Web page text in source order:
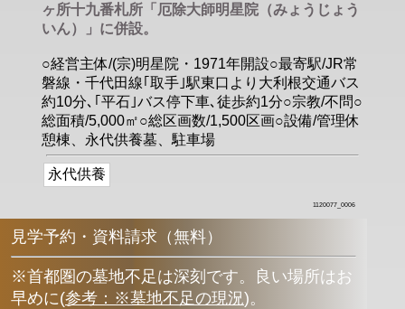
ヶ所十九番札所「厄除大師明星院（みょうじょう
いん）」に併設。
○経営主体/(宗)明星院・1971年開設○最寄駅/JR常
磐線・千代田線｢取手｣駅東口より大利根交通バス
約10分､｢平石｣バス停下車､徒歩約1分○宗教/不問○
総面積/5,000㎡○総区画数/1,500区画○設備/管理休
憩棟、永代供養墓、駐車場
永代供養
1120077_0006
見学予約・資料請求（無料）
※首都圏の墓地不足は深刻です。良い場所はお
早めに(参考：※墓地不足の現況)。